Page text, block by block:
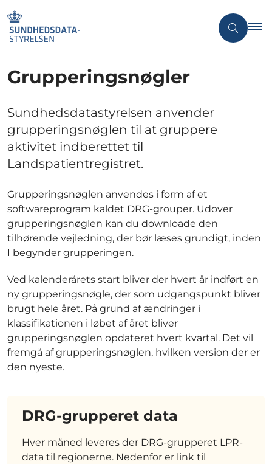
Grupperingsnøgler
Sundhedsdatastyrelsen anvender
grupperingsnøglen til at gruppere
aktivitet indberettet til
Landspatientregistret.
Grupperingsnøglen anvendes i form af et
softwareprogram kaldet DRG-grouper. Udover
grupperingsnøglen kan du downloade den
tilhørende vejledning, der bør læses grundigt, inden
I begynder grupperingen.
Ved kalenderårets start bliver der hvert år indført en
ny grupperingsnøgle, der som udgangspunkt bliver
brugt hele året. På grund af ændringer i
klassifikationen i løbet af året bliver
grupperingsnøglen opdateret hvert kvartal. Det vil
fremgå af grupperingsnøglen, hvilken version der er
den nyeste.
DRG-grupperet data
Hver måned leveres der DRG-grupperet LPR-
data til regionerne. Nedenfor er link til